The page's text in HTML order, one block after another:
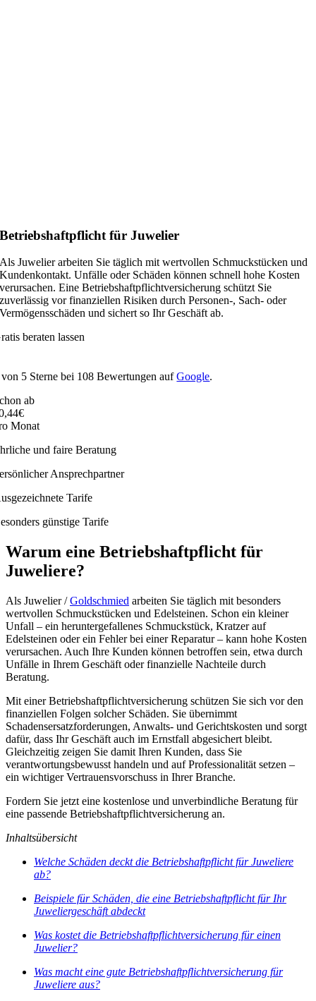
Betriebshaftpflicht für Juwelier
Als Juwelier arbeiten Sie täglich mit wertvollen Schmuckstücken und
Kundenkontakt. Unfälle oder Schäden können schnell hohe Kosten
verursachen. Eine Betriebshaftpflichtversicherung schützt Sie
zuverlässig vor finanziellen Risiken durch Personen-, Sach- oder
Vermögensschäden und sichert so Ihr Geschäft ab.
beraten lassen
5 Sterne bei 108 Bewertungen aufGoogle.
ab
Monat
und faire Beratung
Ansprechpartner
Tarife
günstige Tarife
Warum eine Betriebshaftpflicht für
Juweliere?
Als Juwelier /Goldschmied arbeiten Sie täglich mit besonders
wertvollen Schmuckstücken und Edelsteinen. Schon ein kleiner
Unfall – ein heruntergefallenes Schmuckstück, Kratzer auf
Edelsteinen oder ein Fehler bei einer Reparatur – kann hohe Kosten
verursachen. Auch Ihre Kunden können betroffen sein, etwa durch
Unfälle in Ihrem Geschäft oder finanzielle Nachteile durch
Beratung.
Mit einer Betriebshaftpflichtversicherung schützen Sie sich vor den
finanziellen Folgen solcher Schäden. Sie übernimmt
Schadensersatzforderungen, Anwalts- und Gerichtskosten und sorgt
dafür, dass Ihr Geschäft auch im Ernstfall abgesichert bleibt.
Gleichzeitig zeigen Sie damit Ihren Kunden, dass Sie
verantwortungsbewusst handeln und auf Professionalität setzen –
ein wichtiger Vertrauensvorschuss in Ihrer Branche.
Fordern Sie jetzt eine kostenlose und unverbindliche Beratung für
eine passende Betriebshaftpflichtversicherung an.
Inhaltsübersicht
Welche Schäden deckt die Betriebshaftpflicht für Juweliere
ab?
Beispiele für Schäden, die eine Betriebshaftpflicht für Ihr
Juweliergeschäft abdeckt
Was kostet die Betriebshaftpflichtversicherung für einen
Juwelier?
Was macht eine gute Betriebshaftpflichtversicherung für
Juweliere aus?